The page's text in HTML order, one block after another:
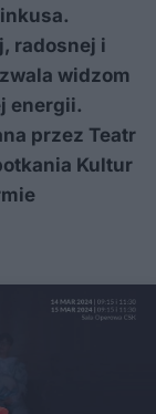
radosnej i
widzom
energii.
przez Teatr
Kultur